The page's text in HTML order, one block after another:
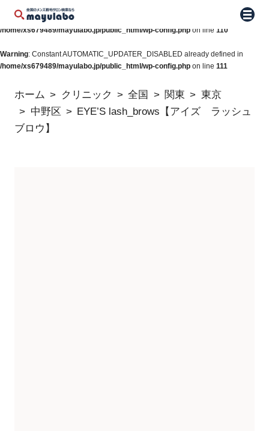
Warning: Constant WP_AUTO_UPDATE_CORE already defined in
/home/xs679489/mayulabo.jp/public_html/wp-config.php on line 110
Warning: Constant AUTOMATIC_UPDATER_DISABLED already defined in
/home/xs679489/mayulabo.jp/public_html/wp-config.php on line 111
メニ
ホーム クリニック 全国 関東
東京
中野区
EYE’S lash_brows【アイズ ラッシュ
ブロウ】